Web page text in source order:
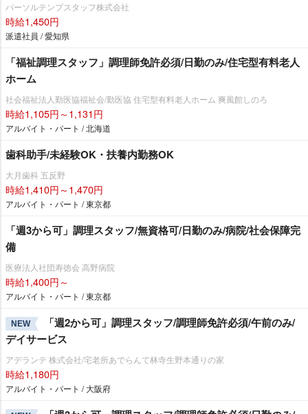
パーソルテンプスタッフ株式会社
時給1,450円
派遣社員 / 愛知県
「福祉調理スタッフ」調理師免許必須/日勤のみ/住宅型有料老人
ホーム
社会福祉法人勤医協福祉会/勤医協 住宅型有料老人ホーム 爽風館しのろ
時給1,105円～1,131円
アルバイト・パート / 北海道
歯科助手/未経験OK・扶養内勤務OK
大月歯科 五反野
時給1,410円～1,470円
アルバイト・パート / 東京都
「週3から可」調理スタッフ/無資格可/日勤のみ/病院/社会保障完
備
医療法人社団寿徳会 高野病院
時給1,400円～
アルバイト・パート / 東京都
NEW
「週2から可」調理スタッフ/調理師免許必須/午前のみ/
デイサービス
アデランテ 株式会社/宅老所あでらんて林寺生野本通りの家
時給1,180円
アルバイト・パート / 大阪府